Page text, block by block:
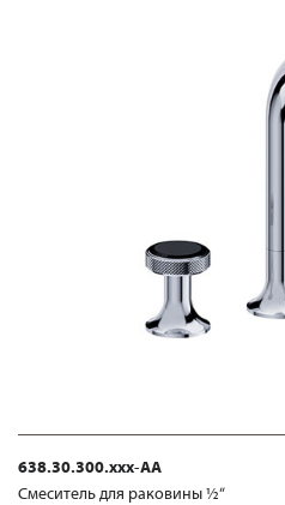
638.30.300.xxx-AA
Смеситель для раковины ½“